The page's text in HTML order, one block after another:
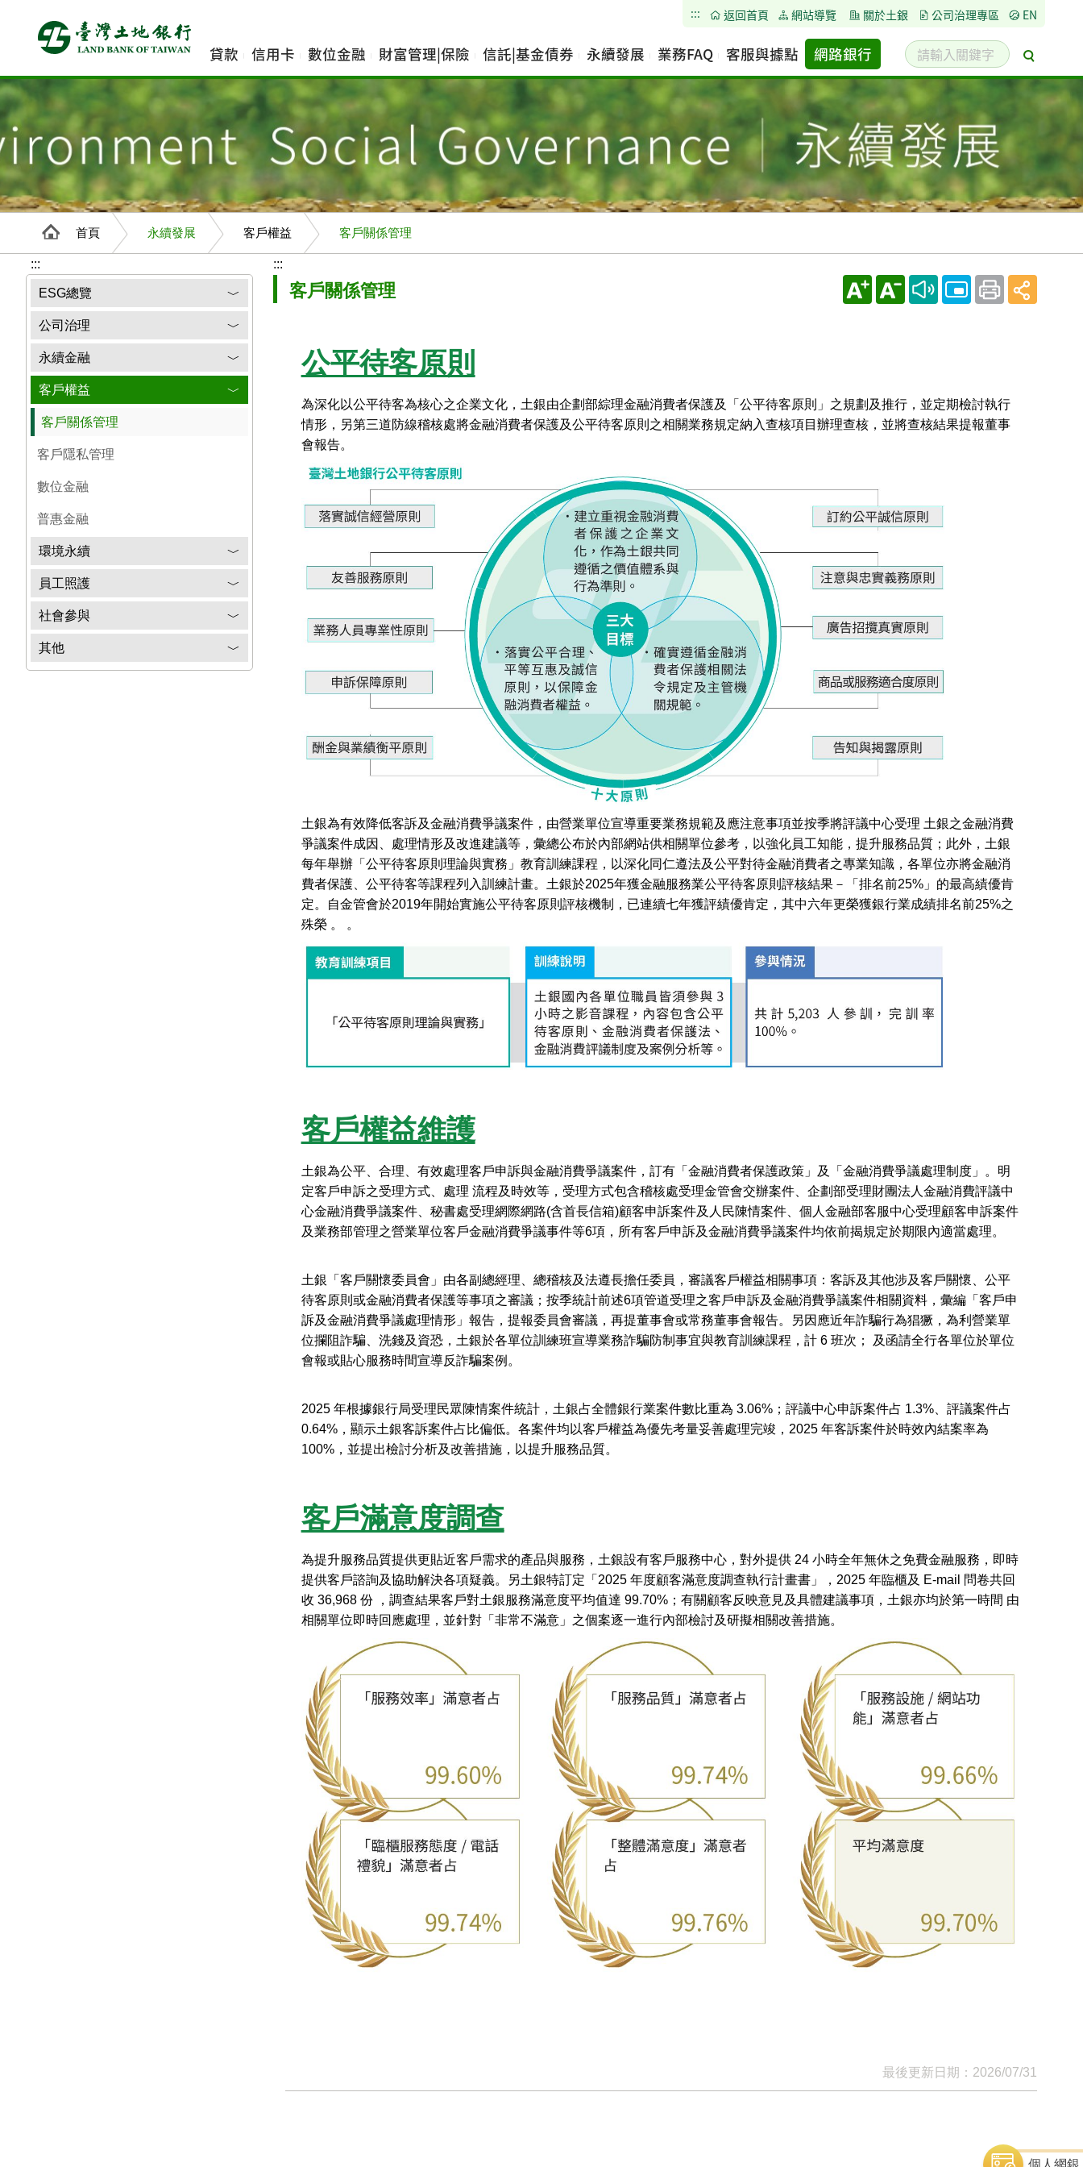
內
容
::: 返回首頁 網站導覽 關於土銀 公司治理專區 EN
貸款 信用卡 數位金融 財富管理|保險 信託|基金債券 永續發展 業務FAQ 客服與據點 網路銀行
請
輸
入
關
鍵
字
搜
尋
首頁 永續發展 客戶權益 客戶關係管理
:::
﹀
ESG總覽
﹀
公司治理
﹀
永續金融
﹀
客戶權益
客戶關係管理
客戶隱私管理
數位金融
普惠金融
﹀
環境永續
﹀
員工照護
﹀
社會參與
﹀
其他
:::
客戶關係管理
公平待客原則
為深化以公平待客為核心之企業文化，土銀由企劃部綜理金融消費者保護及「公平待客原則」之規劃及推行，並定期檢討執行
情形，另第三道防線稽核處將金融消費者保護及公平待客原則之相關業務規定納入查核項目辦理查核，並將查核結果提報董事
會報告。
土銀為有效降低客訴及金融消費爭議案件，由營業單位宣導重要業務規範及應注意事項並按季將評議中心受理 土銀之金融消費
爭議案件成因、處理情形及改進建議等，彙總公布於內部網站供相關單位參考，以強化員工知能，提升服務品質；此外，土銀
每年舉辦「公平待客原則理論與實務」教育訓練課程，以深化同仁遵法及公平對待金融消費者之專業知識，各單位亦將金融消
費者保護、公平待客等課程列入訓練計畫。土銀於2025年獲金融服務業公平待客原則評核結果－「排名前25%」的最高績優肯
定。自金管會於2019年開始實施公平待客原則評核機制，已連續七年獲評績優肯定，其中六年更榮獲銀行業成績排名前25%之
殊榮 。 。
客戶權益維護
土銀為公平、合理、有效處理客戶申訴與金融消費爭議案件，訂有「金融消費者保護政策」及「金融消費爭議處理制度」。明
定客戶申訴之受理方式、處理 流程及時效等，受理方式包含稽核處受理金管會交辦案件、企劃部受理財團法人金融消費評議中
心金融消費爭議案件、秘書處受理網際網路(含首長信箱)顧客申訴案件及人民陳情案件、個人金融部客服中心受理顧客申訴案件
及業務部管理之營業單位客戶金融消費爭議事件等6項，所有客戶申訴及金融消費爭議案件均依前揭規定於期限內適當處理。
土銀「客戶關懷委員會」由各副總經理、總稽核及法遵長擔任委員，審議客戶權益相關事項：客訴及其他涉及客戶關懷、公平
待客原則或金融消費者保護等事項之審議；按季統計前述6項管道受理之客戶申訴及金融消費爭議案件相關資料，彙編「客戶申
訴及金融消費爭議處理情形」報告，提報委員會審議，再提董事會或常務董事會報告。另因應近年詐騙行為猖獗，為利營業單
位攔阻詐騙、洗錢及資恐，土銀於各單位訓練班宣導業務詐騙防制事宜與教育訓練課程，計 6 班次； 及函請全行各單位於單位
會報或貼心服務時間宣導反詐騙案例。
2025 年根據銀行局受理民眾陳情案件統計，土銀占全體銀行業案件數比重為 3.06%；評議中心申訴案件占 1.3%、評議案件占
0.64%，顯示土銀客訴案件占比偏低。各案件均以客戶權益為優先考量妥善處理完竣，2025 年客訴案件於時效內結案率為
100%，並提出檢討分析及改善措施，以提升服務品質。
客戶滿意度調查
為提升服務品質提供更貼近客戶需求的產品與服務，土銀設有客戶服務中心，對外提供 24 小時全年無休之免費金融服務，即時
提供客戶諮詢及協助解決各項疑義。另土銀特訂定「2025 年度顧客滿意度調查執行計畫書」，2025 年臨櫃及 E-mail 問卷共回
收 36,968 份 ，調查結果客戶對土銀服務滿意度平均值達 99.70%；有關顧客反映意見及具體建議事項，土銀亦均於第㇐時間 由
相關單位即時回應處理，並針對「非常不滿意」之個案逐一進行內部檢討及研擬相關改善措施。
最後更新日期：2026/07/31
個人網銀